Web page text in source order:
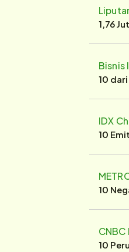
1,76
Bisnis
10
IDX
10
10
10